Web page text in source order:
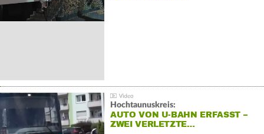
Hochtaunuskreis:
AUTO VON U-BAHN ERFASST –
ZWEI VERLETZTE…